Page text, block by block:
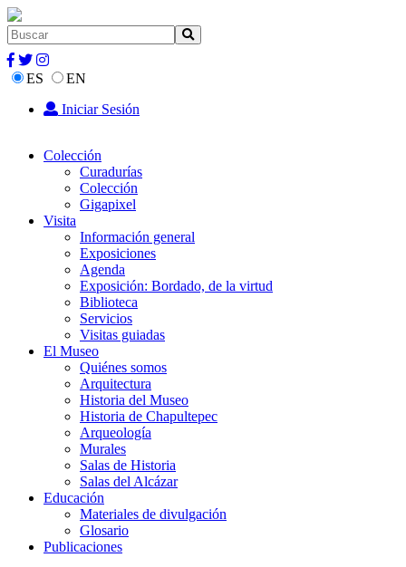
ES
EN
Iniciar Sesión
Colección
Curadurías
Colección
Gigapixel
Visita
Información general
Exposiciones
Agenda
Exposición: Bordado, de la virtud
Biblioteca
Servicios
Visitas guiadas
El Museo
Quiénes somos
Arquitectura
Historia del Museo
Historia de Chapultepec
Arqueología
Murales
Salas de Historia
Salas del Alcázar
Educación
Materiales de divulgación
Glosario
Publicaciones